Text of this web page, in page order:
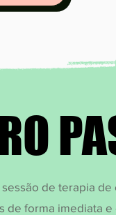
de terapia
forma imediata e